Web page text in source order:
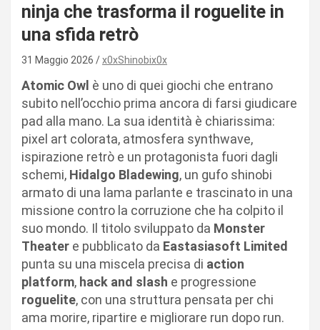
ninja che trasforma il roguelite in
una sfida retrò
31 Maggio 2026 x0xShinobix0x
Atomic Owl è uno di quei giochi che entrano
subito nell’occhio prima ancora di farsi giudicare
pad alla mano. La sua identità è chiarissima:
pixel art colorata, atmosfera synthwave,
ispirazione retrò e un protagonista fuori dagli
schemi, Hidalgo Bladewing, un gufo shinobi
armato di una lama parlante e trascinato in una
missione contro la corruzione che ha colpito il
suo mondo. Il titolo sviluppato da Monster
Theater e pubblicato da Eastasiasoft Limited
punta su una miscela precisa di action
platform, hack and slash e progressione
roguelite, con una struttura pensata per chi
ama morire, ripartire e migliorare run dopo run.